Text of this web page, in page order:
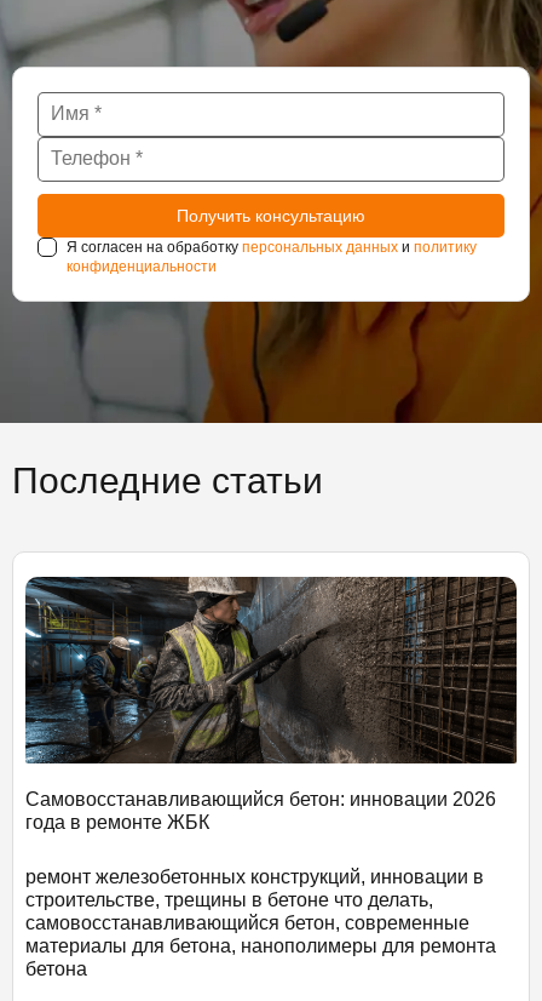
Я согласен на обработку персональных данных и политику
конфиденциальности
Последние статьи
Самовосстанавливающийся бетон: инновации 2026
года в ремонте ЖБК
ремонт железобетонных конструкций, инновации в
строительстве, трещины в бетоне что делать,
самовосстанавливающийся бетон, современные
материалы для бетона, нанополимеры для ремонта
бетона